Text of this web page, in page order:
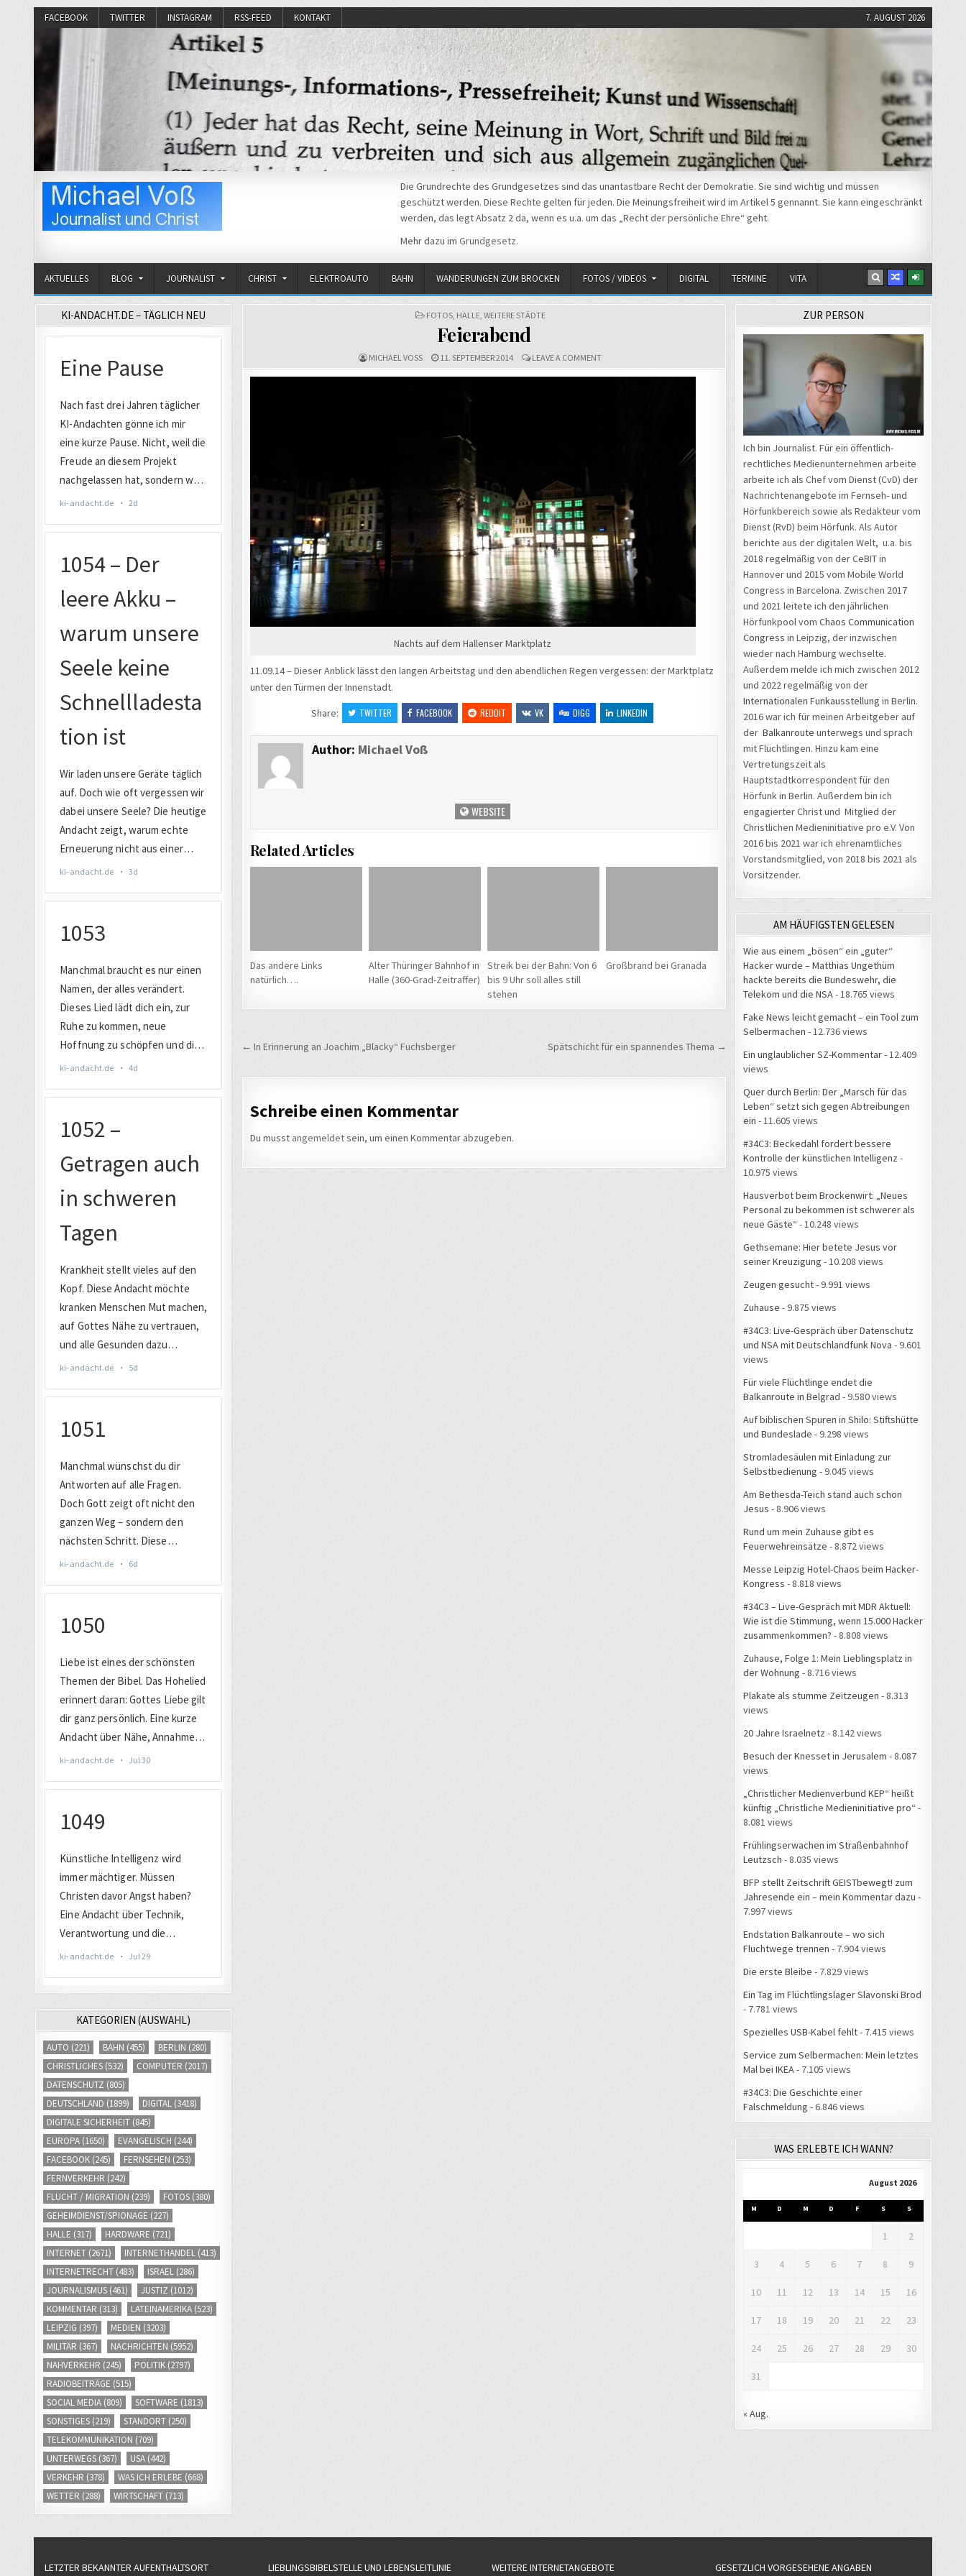
FACEBOOK TWITTER INSTAGRAM RSS-FEED KONTAKT 7. AUGUST 2026
Die Grundrechte des Grundgesetzes sind das unantastbare Recht der Demokratie. Sie sind wichtig und müssen
geschützt werden. Diese Rechte gelten für jeden. Die Meinungsfreiheit wird im Artikel 5 gennannt. Sie kann eingeschränkt
werden, das legt Absatz 2 da, wenn es u.a. um das „Recht der persönliche Ehre“ geht.
Mehr dazu im Grundgesetz.
AKTUELLES BLOG JOURNALIST CHRIST ELEKTROAUTO BAHN WANDERUNGEN ZUM BROCKEN FOTOS / VIDEOS DIGITAL TERMINE VITA
POSTED
FOTOS, HALLE, WEITERE STÄDTE
Feierabend
MICHAEL VOSS 11. SEPTEMBER 2014 LEAVE A COMMENTON
FEIERABEND
Nachts auf dem Hallenser Marktplatz
11.09.14 – Dieser Anblick lässt den langen Arbeitstag und den abendlichen Regen vergessen: der Marktplatz
unter den Türmen der Innenstadt.
Share:
TWITTER FACEBOOK REDDIT VK DIGG LINKEDIN
Author: Michael Voß
WEBSITE
Related Articles
Das andere Links
natürlich….
Alter Thüringer Bahnhof in
Halle (360-Grad-Zeitraffer)
Streik bei der Bahn: Von 6
bis 9 Uhr soll alles still
stehen
Großbrand bei Granada
Beitragsnavigation Spätschicht für ein spannendes Thema →
← In Erinnerung an Joachim „Blacky“ Fuchsberger
Schreibe einen Kommentar
Du musst angemeldetsein, um einen Kommentar abzugeben.
KI-ANDACHT.DE – TÄGLICH NEU
KATEGORIEN (AUSWAHL)
AUTO (221) BAHN (455) BERLIN (280)
CHRISTLICHES (532) COMPUTER (2017)
DATENSCHUTZ (805)
DEUTSCHLAND (1899) DIGITAL (3418)
DIGITALE SICHERHEIT (845)
EUROPA (1650) EVANGELISCH (244)
FACEBOOK (245) FERNSEHEN (253)
FERNVERKEHR (242)
FLUCHT / MIGRATION (239) FOTOS (380)
GEHEIMDIENST/SPIONAGE (227)
HALLE (317) HARDWARE (721)
INTERNET (2671) INTERNETHANDEL (413)
INTERNETRECHT (483) ISRAEL (286)
JOURNALISMUS (461) JUSTIZ (1012)
KOMMENTAR (313) LATEINAMERIKA (523)
LEIPZIG (397) MEDIEN (3203)
MILITÄR (367) NACHRICHTEN (5952)
NAHVERKEHR (245) POLITIK (2797)
RADIOBEITRÄGE (515)
SOCIAL MEDIA (809) SOFTWARE (1813)
SONSTIGES (219) STANDORT (250)
TELEKOMMUNIKATION (709)
UNTERWEGS (367) USA (442)
VERKEHR (378) WAS ICH ERLEBE (668)
WETTER (288) WIRTSCHAFT (713)
ZUR PERSON
Ich bin Journalist. Für ein öffentlich-
rechtliches Medienunternehmen arbeite
arbeite ich als Chef vom Dienst (CvD) der
Nachrichtenangebote im Fernseh- und
Hörfunkbereich sowie als Redakteur vom
Dienst (RvD) beim Hörfunk. Als Autor
berichte aus der digitalen Welt, u.a. bis
2018 regelmäßig von der CeBIT in
Hannover und 2015 vom Mobile World
Congress in Barcelona. Zwischen 2017
und 2021 leitete ich den jährlichen
Hörfunkpool vom Chaos Communication
Congress in Leipzig, der inzwischen
wieder nach Hamburg wechselte.
Außerdem melde ich mich zwischen 2012
und 2022 regelmäßig von der
Internationalen Funkausstellung in Berlin.
2016 war ich für meinen Arbeitgeber auf
der Balkanroute unterwegs und sprach
mit Flüchtlingen. Hinzu kam eine
Vertretungszeit als
Hauptstadtkorrespondent für den
Hörfunk in Berlin. Außerdem bin ich
engagierter Christ und Mitglied der
Christlichen Medieninitiative pro e.V. Von
2016 bis 2021 war ich ehrenamtliches
Vorstandsmitglied, von 2018 bis 2021 als
Vorsitzender.
AM HÄUFIGSTEN GELESEN
Wie aus einem „bösen“ ein „guter“
Hacker wurde – Matthias Ungethüm
hackte bereits die Bundeswehr, die
Telekom und die NSA - 18.765 views
Fake News leicht gemacht – ein Tool zum
Selbermachen - 12.736 views
Ein unglaublicher SZ-Kommentar- 12.409
views
Quer durch Berlin: Der „Marsch für das
Leben“ setzt sich gegen Abtreibungen
ein - 11.605 views
#34C3: Beckedahl fordert bessere
Kontrolle der künstlichen Intelligenz -
10.975 views
Hausverbot beim Brockenwirt: „Neues
Personal zu bekommen ist schwerer als
neue Gäste“ - 10.248 views
Gethsemane: Hier betete Jesus vor
seiner Kreuzigung - 10.208 views
Zeugen gesucht- 9.991 views
Zuhause - 9.875 views
#34C3: Live-Gespräch über Datenschutz
und NSA mit Deutschlandfunk Nova - 9.601
views
Für viele Flüchtlinge endet die
Balkanroute in Belgrad - 9.580 views
Auf biblischen Spuren in Shilo: Stiftshütte
und Bundeslade - 9.298 views
Stromladesäulen mit Einladung zur
Selbstbedienung - 9.045 views
Am Bethesda-Teich stand auch schon
Jesus - 8.906 views
Rund um mein Zuhause gibt es
Feuerwehreinsätze - 8.872 views
Messe Leipzig Hotel-Chaos beim Hacker-
Kongress - 8.818 views
#34C3 – Live-Gespräch mit MDR Aktuell:
Wie ist die Stimmung, wenn 15.000 Hacker
zusammenkommen? - 8.808 views
Zuhause, Folge 1: Mein Lieblingsplatz in
der Wohnung - 8.716 views
Plakate als stumme Zeitzeugen - 8.313
views
20 Jahre Israelnetz - 8.142 views
Besuch der Knesset in Jerusalem - 8.087
views
„Christlicher Medienverbund KEP“ heißt
künftig „Christliche Medieninitiative pro“ -
8.081 views
Frühlingserwachen im Straßenbahnhof
Leutzsch - 8.035 views
BFP stellt Zeitschrift GEISTbewegt! zum
Jahresende ein – mein Kommentar dazu -
7.997 views
Endstation Balkanroute – wo sich
Fluchtwege trennen - 7.904 views
Die erste Bleibe - 7.829 views
Ein Tag im Flüchtlingslager Slavonski Brod
- 7.781 views
Spezielles USB-Kabel fehlt- 7.415 views
Service zum Selbermachen: Mein letztes
Mal bei IKEA - 7.105 views
#34C3: Die Geschichte einer
Falschmeldung - 6.846 views
WAS ERLEBTE ICH WANN?
August 2026
M D M D F S S
1 2
3 4 5 6 7 8 9
10 11 12 13 14 15 16
17 18 19 20 21 22 23
24 25 26 27 28 29 30
31
« Aug.
LETZTER BEKANNTER AUFENTHALTSORT LIEBLINGSBIBELSTELLE UND LEBENSLEITLINIE WEITERE INTERNETANGEBOTE GESETZLICH VORGESEHENE ANGABEN